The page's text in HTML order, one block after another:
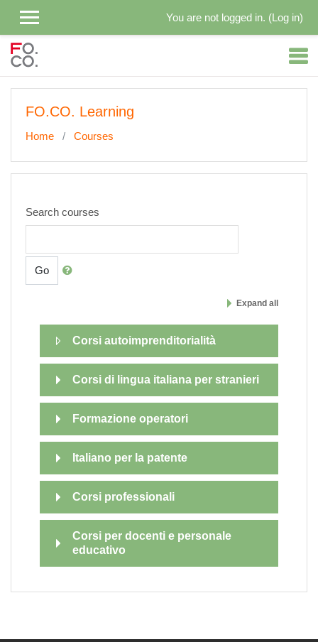
You are not logged in. (Log in)
FO.CO. Learning
Home Courses
Search courses
Go
Expand all
Corsi autoimprenditorialità
Corsi di lingua italiana per stranieri
Formazione operatori
Italiano per la patente
Corsi professionali
Corsi per docenti e personale
educativo